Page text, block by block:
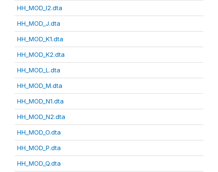
HH_MOD_I2.dta
HH_MOD_J.dta
HH_MOD_K1.dta
HH_MOD_K2.dta
HH_MOD_L.dta
HH_MOD_M.dta
HH_MOD_N1.dta
HH_MOD_N2.dta
HH_MOD_O.dta
HH_MOD_P.dta
HH_MOD_Q.dta